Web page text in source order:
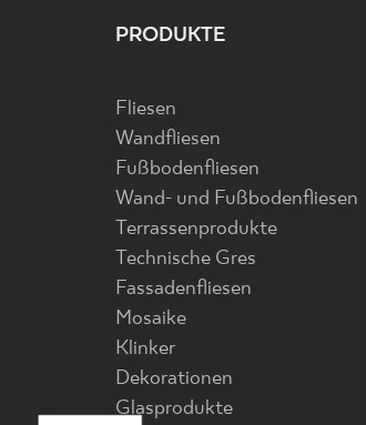
PRODUKTE
Fliesen
Wandfliesen
Fußbodenfliesen
Wand- und Fußbodenfliesen
Terrassenprodukte
Technische Gres
Fassadenfliesen
Mosaike
Klinker
Dekorationen
Glasprodukte